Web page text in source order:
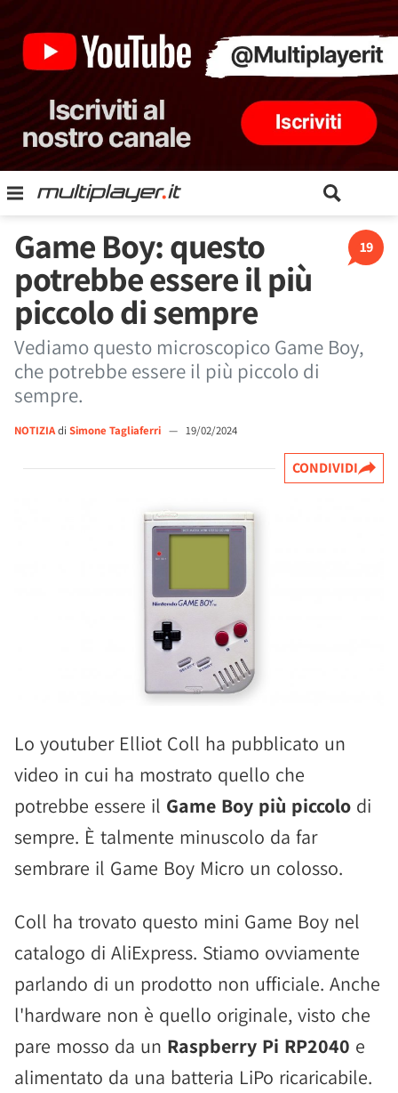
19
Game Boy: questo
potrebbe essere il più
piccolo di sempre
Vediamo questo microscopico Game Boy,
che potrebbe essere il più piccolo di
sempre.
NOTIZIAdi Simone Tagliaferri — 19/02/2024
CONDIVIDI
Lo youtuber Elliot Coll ha pubblicato un
video in cui ha mostrato quello che
potrebbe essere il Game Boy più piccolo di
sempre. È talmente minuscolo da far
sembrare il Game Boy Micro un colosso.
Coll ha trovato questo mini Game Boy nel
catalogo di AliExpress. Stiamo ovviamente
parlando di un prodotto non ufficiale. Anche
l'hardware non è quello originale, visto che
pare mosso da un Raspberry Pi RP2040 e
alimentato da una batteria LiPo ricaricabile.